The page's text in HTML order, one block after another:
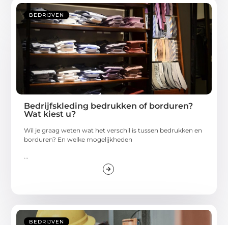
BEDRIJVEN
Bedrijfskleding bedrukken of borduren?
Wat kiest u?
Wil je graag weten wat het verschil is tussen bedrukken en
borduren? En welke mogelijkheden
BEDRIJVEN